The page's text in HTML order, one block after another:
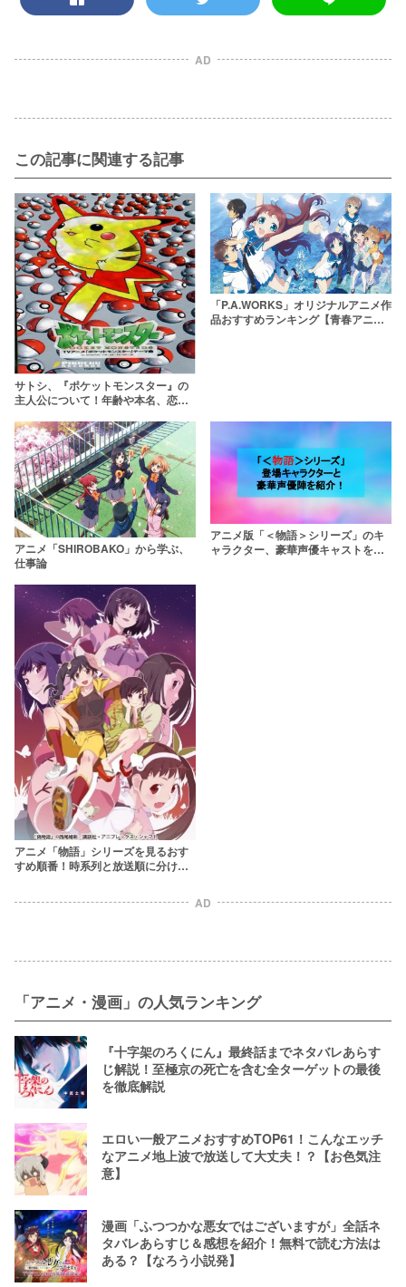
AD
この記事に関連する記事
サトシ、『ポケットモンスター』の
主人公について！年齢や本名、恋愛
「P.A.WORKS」オリジナルアニメ作
品おすすめランキング【青春アニメ
アニメ「SHIROBAKO」から学ぶ、
仕事論
アニメ版「＜物語＞シリーズ」のキ
ャラクター、豪華声優キャストを一
アニメ「物語」シリーズを見るおす
すめ順番！時系列と放送順に分けて
AD
「アニメ・漫画」の人気ランキング
『十字架のろくにん』最終話までネタバレあらす
じ解説！至極京の死亡を含む全ターゲットの最後
を徹底解説
エロい一般アニメおすすめTOP61！こんなエッチ
なアニメ地上波で放送して大丈夫！？【お色気注
意】
漫画「ふつつかな悪女ではございますが」全話ネ
タバレあらすじ＆感想を紹介！無料で読む方法は
ある？【なろう小説発】